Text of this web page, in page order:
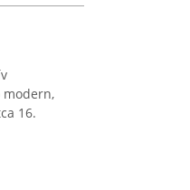
modern,
16.